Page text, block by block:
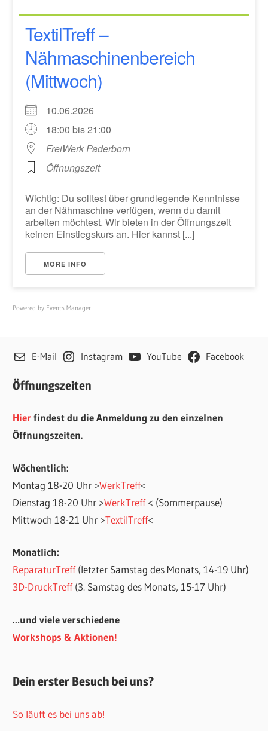
TextilTreff –
Nähmaschinenbereich
(Mittwoch)
10.06.2026
18:00 bis 21:00
FreiWerk Paderborn
Öffnungszeit
Wichtig: Du solltest über grundlegende Kenntnisse
an der Nähmaschine verfügen, wenn du damit
arbeiten möchtest. Wir bieten in der Öffnungszeit
keinen Einstiegskurs an. Hier kannst [...]
MORE INFO
Powered by Events Manager
E-Mail Instagram YouTube Facebook
Öffnungszeiten
Hierfindest du die Anmeldung zu den einzelnen
Öffnungszeiten.
Wöchentlich:
Montag 18-20 Uhr >WerkTreff<
Dienstag 18-20 Uhr >WerkTreff<(Sommerpause)
Mittwoch 18-21 Uhr >TextilTreff<
Monatlich:
ReparaturTreff(letzter Samstag des Monats, 14-19 Uhr)
3D-DruckTreff(3. Samstag des Monats, 15-17 Uhr)
…und viele verschiedene
Workshops & Aktionen!
Dein erster Besuch bei uns?
So läuft es bei uns ab!